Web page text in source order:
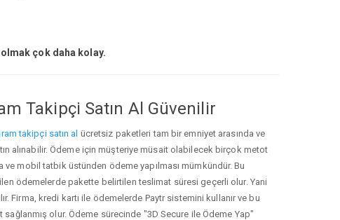
çok daha kolay.
Takipçi Satın Al Güvenilir
takipçi satın al ücretsiz paketleri tam bir emniyet arasında ve
alınabilir. Ödeme için müşteriye müsait olabilecek birçok metot
ve mobil tatbik üstünden ödeme yapılması mümkündür. Bu
ödemelerde pakette belirtilen teslimat süresi geçerli olur. Yani
Firma, kredi kartı ile ödemelerde Paytr sistemini kullanır ve bu
olur. Ödeme sürecinde "3D Secure ile Ödeme Yap"